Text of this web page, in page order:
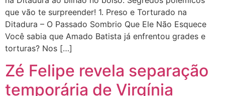
que vão te surpreender! 1. Preso e Torturado na
Ditadura – O Passado Sombrio Que Ele Não Esquece
Você sabia que Amado Batista já enfrentou grades e
torturas? Nos […]
Zé Felipe revela separação
temporária de Virgínia